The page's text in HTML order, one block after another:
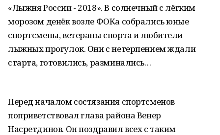
«Лыжня России - 2018». В солнечный с лёгким
морозом денёк возле ФОКа собрались юные
спортсмены, ветераны спорта и любители
лыжных прогулок. Они с нетерпением ждали
старта, готовились, разминались…
Перед началом состязания спортсменов
поприветствовал глава района Венер
Насретдинов. Он поздравил всех с таким